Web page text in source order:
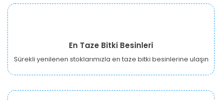
En Taze Bitki Besinleri
Sürekli yenilenen stoklarımızla en taze bitki besinlerine ulaşın